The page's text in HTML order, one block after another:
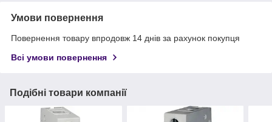
Умови повернення
Повернення товару впродовж 14 днів за рахунок покупця
Всі умови повернення
Подібні товари компанії